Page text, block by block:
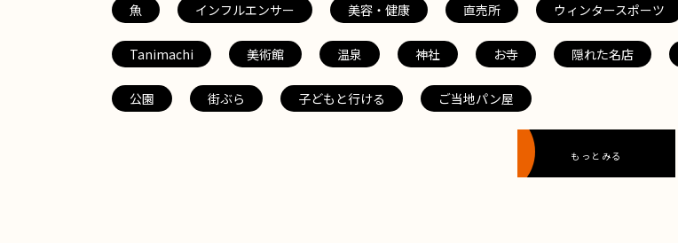
魚 インフルエンサー 美容・健康 直売所 ウィンタースポーツ
Tanimachi 美術館 温泉 神社 お寺 隠れた名店
公園 街ぶら 子どもと行ける ご当地パン屋
もっとみる